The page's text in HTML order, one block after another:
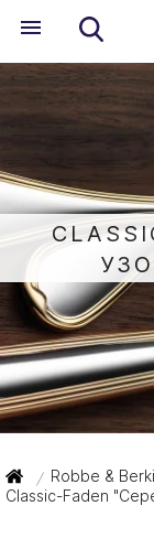
/ Robbe &
Classic-Faden